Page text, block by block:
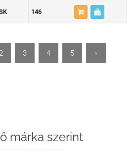
146
2 3 4 5 ›
márka szerint